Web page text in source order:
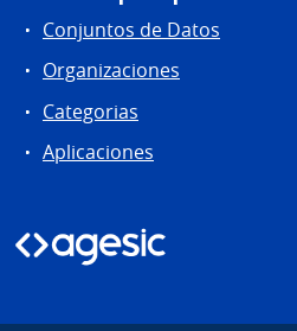
Conjuntos de Datos
Organizaciones
Categorias
Aplicaciones